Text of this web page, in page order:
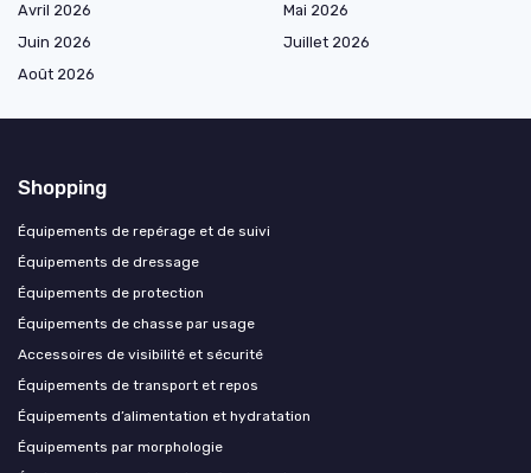
Avril 2026
Mai 2026
Juin 2026
Juillet 2026
Août 2026
Shopping
Équipements de repérage et de suivi
Équipements de dressage
Équipements de protection
Équipements de chasse par usage
Accessoires de visibilité et sécurité
Équipements de transport et repos
Équipements d’alimentation et hydratation
Équipements par morphologie